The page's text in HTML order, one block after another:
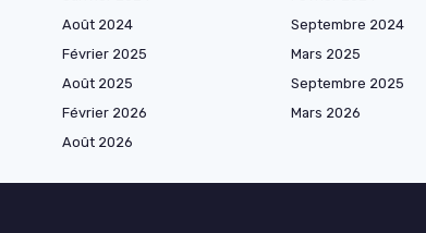
Août 2024
Septembre 2024
Février 2025
Mars 2025
Août 2025
Septembre 2025
Février 2026
Mars 2026
Août 2026